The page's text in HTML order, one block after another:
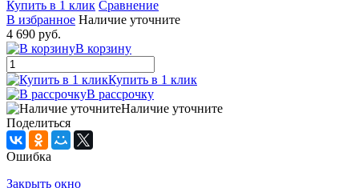
Купить в 1 клик Сравнение
В избранное Наличие уточните
4 690 руб.
В корзину
Купить в 1 клик
В рассрочку
Наличие уточните
Поделиться
Ошибка
Закрыть окно